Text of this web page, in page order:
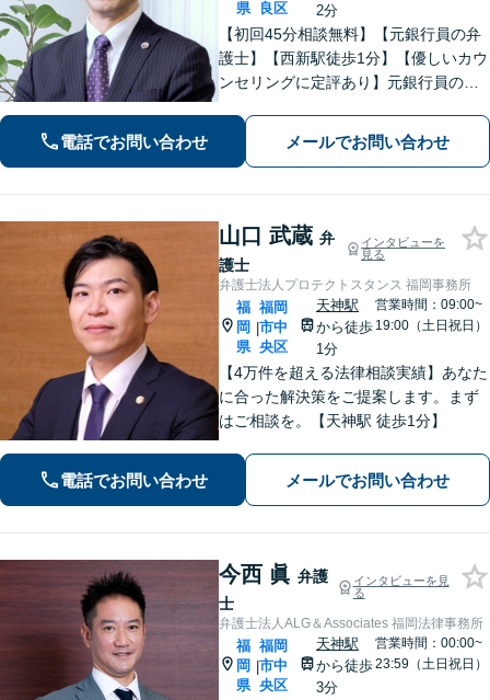
県
良区
2分
【初回45分相談無料】【元銀行員の弁
護士】【西新駅徒歩1分】【優しいカウ
ンセリングに定評あり】元銀行員のノ
理／労働雇用／企業法務／債権回収か
ら離婚問題までサポートします。経営
電話でお問い合わせ メールでお問い合わせ
山口 武蔵 弁
護士
インタビューを
見る
弁護士法人プロテクトスタンス 福岡事務所
福
岡
県
|
福岡
市中
央区
天神駅
から徒歩
1分
営業時間：09:00~
19:00（土日祝日）
【4万件を超える法律相談実績】あなた
に合った解決策をご提案します。まず
はご相談を。【天神駅 徒歩1分】
電話でお問い合わせ メールでお問い合わせ
今西 眞 弁護
士
インタビューを見
る
弁護士法人ALG＆Associates 福岡法律事務所
福
岡
県
|
福岡
市中
央区
天神駅
から徒歩
3分
営業時間：00:00~
23:59（土日祝日）